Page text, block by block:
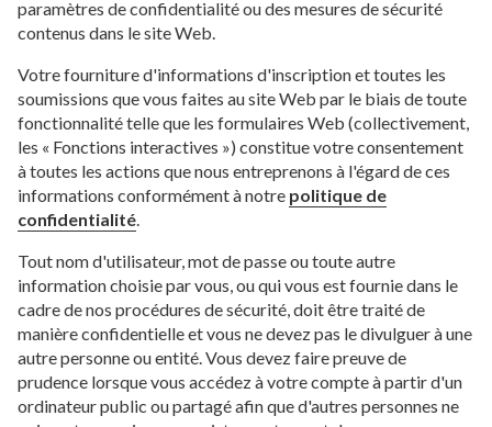
paramètres de confidentialité ou des mesures de sécurité
contenus dans le site Web.
Votre fourniture d'informations d'inscription et toutes les
soumissions que vous faites au site Web par le biais de toute
fonctionnalité telle que les formulaires Web (collectivement,
les « Fonctions interactives ») constitue votre consentement
à toutes les actions que nous entreprenons à l'égard de ces
informations conformément à notre politique de
confidentialité.
Tout nom d'utilisateur, mot de passe ou toute autre
information choisie par vous, ou qui vous est fournie dans le
cadre de nos procédures de sécurité, doit être traité de
manière confidentielle et vous ne devez pas le divulguer à une
autre personne ou entité. Vous devez faire preuve de
prudence lorsque vous accédez à votre compte à partir d'un
ordinateur public ou partagé afin que d'autres personnes ne